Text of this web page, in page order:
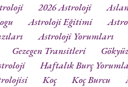
2026 Astroloji
Astroloji Eğitimi
Astroloji Yorumları
Gezegen Transitleri
Haftalık Burç
Koç Koç Burcu